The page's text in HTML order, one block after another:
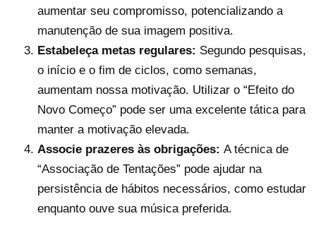
aumentar seu compromisso, potencializando a
manutenção de sua imagem positiva.
Estabeleça metas regulares: Segundo pesquisas,
o início e o fim de ciclos, como semanas,
aumentam nossa motivação. Utilizar o “Efeito do
Novo Começo” pode ser uma excelente tática para
manter a motivação elevada.
Associe prazeres às obrigações: A técnica de
“Associação de Tentações” pode ajudar na
persistência de hábitos necessários, como estudar
enquanto ouve sua música preferida.